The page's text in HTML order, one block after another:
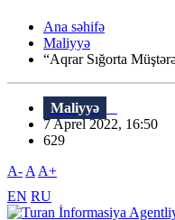
Ana səhifə
Maliyyə
“Aqrar Sığorta
Maliyyə
7 Aprel 2022, 16:50
629
A- A A+
EN RU